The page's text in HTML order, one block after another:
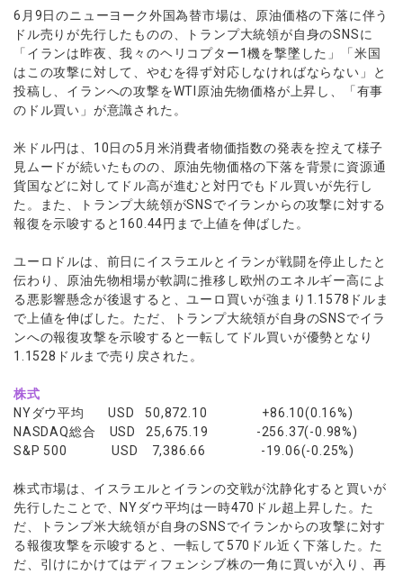
貴金属CFD
ソフトコモディティCFD
NEW
バトルCFD
取引時間
取引計算シミュレーター
注文執行ポリシー
経済指標・予測カレンダー
休眠口座と凍結口座
AXIORYポータル
ストライク インジケータ
MQLシグナル
NEW
通貨インデックス
マーケットニュース
コーポレートニュース
キャンペーン
トレードガイド
NEW
会社概要
役員紹介
お問合せ
よくあるご質問
日本語
عربى
English
Русский
Español
ไทย
Tiếng Việt
口座開設する
デモ口座を開設する
法人のお客様はこちら
6月9日のニューヨーク外国為替市場は、原油価格の下落に伴う
ドル売りが先行したものの、トランプ大統領が自身のSNSに
「イランは昨夜、我々のヘリコプター1機を撃墜した」「米国
はこの攻撃に対して、やむを得ず対応しなければならない」と
投稿し、イランへの攻撃をWTI原油先物価格が上昇し、「有事
のドル買い」が意識された。
米ドル円は、10日の5月米消費者物価指数の発表を控えて様子
見ムードが続いたものの、原油先物価格の下落を背景に資源通
貨国などに対してドル高が進むと対円でもドル買いが先行し
た。また、トランプ大統領がSNSでイランからの攻撃に対する
報復を示唆すると160.44円まで上値を伸ばした。
ユーロドルは、前日にイスラエルとイランが戦闘を停止したと
伝わり、原油先物相場が軟調に推移し欧州のエネルギー高によ
る悪影響懸念が後退すると、ユーロ買いが強まり1.1578ドルま
で上値を伸ばした。ただ、トランプ大統領が自身のSNSでイラ
ンへの報復攻撃を示唆すると一転してドル買いが優勢となり
1.1528ドルまで売り戻された。
株式
NYダウ平均 USD 50,872.10 +86.10(0.16%)
NASDAQ総合 USD 25,675.19 -256.37(-0.98%)
S&P 500 USD 7,386.66 -19.06(-0.25%)
株式市場は、イスラエルとイランの交戦が沈静化すると買いが
先行したことで、NYダウ平均は一時470ドル超上昇した。た
だ、トランプ米大統領が自身のSNSでイランからの攻撃に対す
る報復攻撃を示唆すると、一転して570ドル近く下落した。た
だ、引けにかけてはディフェンシブ株の一角に買いが入り、再